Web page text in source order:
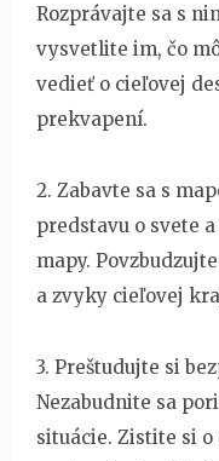
Rozprávajte sa s
vysvetlite im, čo
vedieť o cieľovej
prekvapení.
2. Zabavte sa s
predstavu o svete
mapy.
a zvyky cieľovej
3. Preštudujte si
Nezabudnite sa
situácie. Zistite si